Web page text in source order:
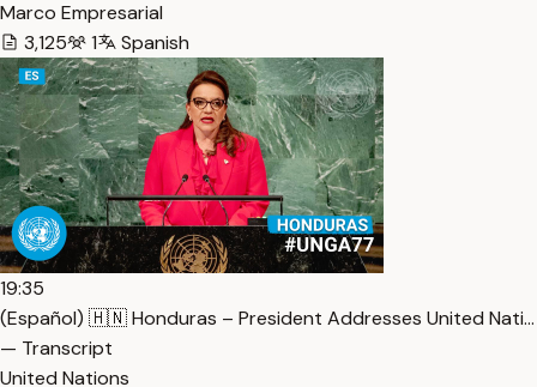
Marco Empresarial
3,125
1 Spanish
19:35
(Español) 🇭🇳 Honduras – President Addresses United Nati…
— Transcript
United Nations